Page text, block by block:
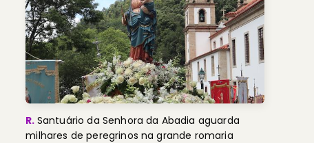
R. Santuário da Senhora da Abadia aguarda
milhares de peregrinos na grande romaria